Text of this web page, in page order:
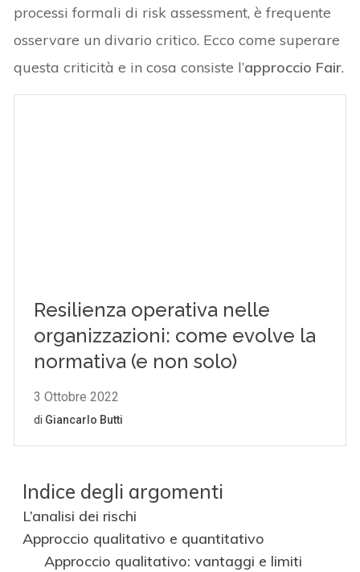
processi formali di risk assessment, è frequente
osservare un divario critico. Ecco come superare
questa criticità e in cosa consiste l’approccio Fair.
Indice degli argomenti
L’analisi dei rischi
Approccio qualitativo e quantitativo
Approccio qualitativo: vantaggi e limiti